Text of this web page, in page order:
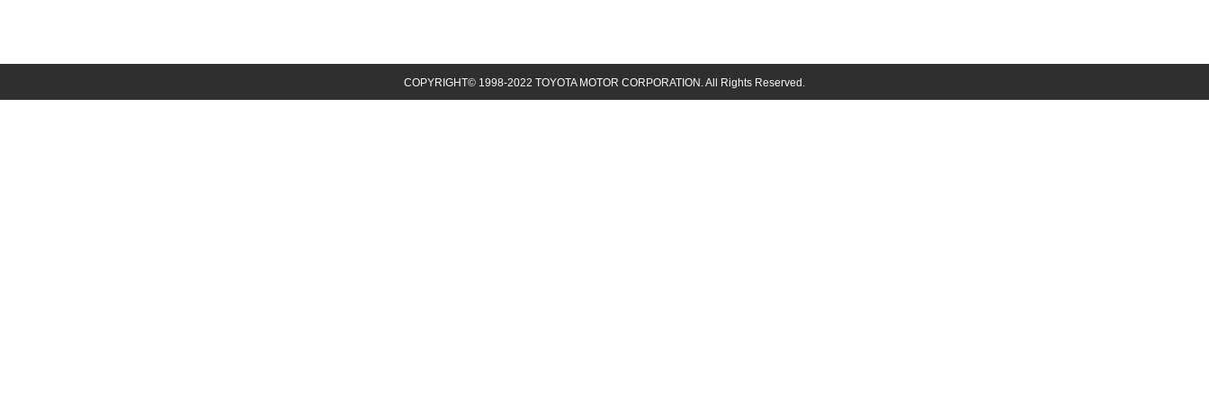
COPYRIGHT© 1998-2022 TOYOTA MOTOR CORPORATION. All Rights Reserved.